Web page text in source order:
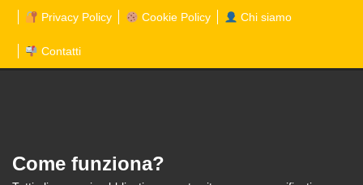
Privacy Policy Cookie Policy Chi siamo
Contatti
Come funziona?